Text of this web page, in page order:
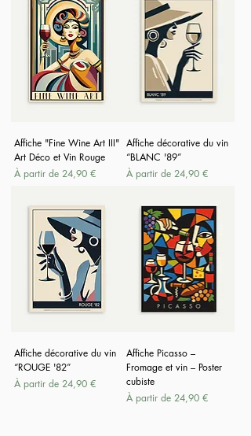
Affiche "Fine Wine Art III"
Art Déco et Vin Rouge
À partir de 24,90 €
Prix promotionnel
Affiche décorative du vin
“BLANC '89”
À partir de 24,90 €
Prix promotionnel
Affiche décorative du vin
“ROUGE '82”
À partir de 24,90 €
Prix promotionnel
Affiche Picasso –
Fromage et vin – Poster
cubiste
À partir de 24,90 €
Prix promotionnel